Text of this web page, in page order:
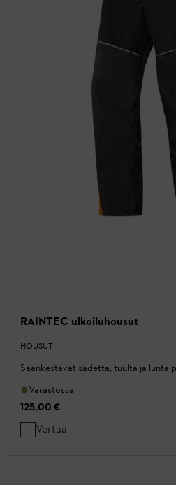
RAINTEC ulkoiluhousut
HOUSUT
Säänkestävät sadetta, tuulta ja lunta
Varastossa
125,00 €
Vertaa